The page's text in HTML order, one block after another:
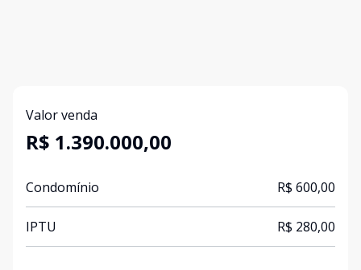
Valor venda
R$ 1.390.000,00
Condomínio R$ 600,00
IPTU R$ 280,00